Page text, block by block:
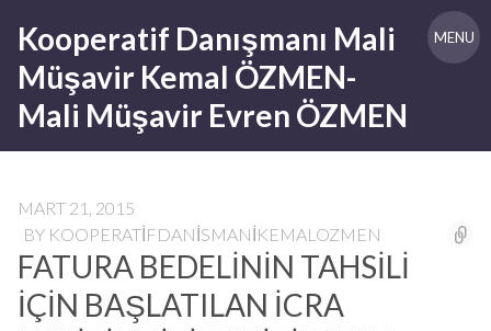
content
Kooperatif Danışmanı Mali
Müşavir Kemal ÖZMEN-
Mali Müşavir Evren ÖZMEN
MENU
MART 21, 2015
BY KOOPERATIFDANISMANIKEMALOZMEN
FATURA BEDELİNİN TAHSİLİ
İÇİN BAŞLATILAN İCRA